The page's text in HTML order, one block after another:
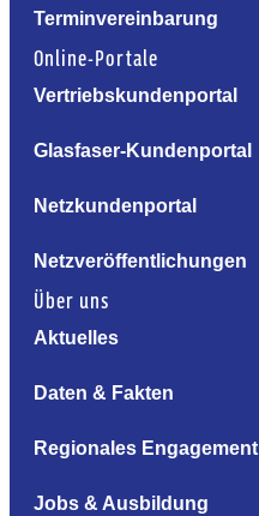
Terminvereinbarung
Online-Portale
Vertriebskundenportal
Glasfaser-Kundenportal
Netzkundenportal
Netzveröffentlichungen
Über uns
Aktuelles
Daten & Fakten
Regionales Engagement
Jobs & Ausbildung